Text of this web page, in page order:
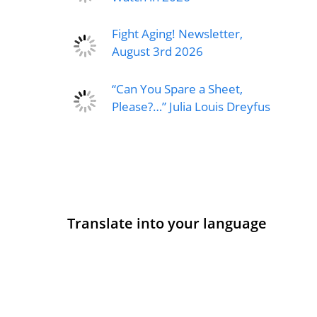
Fight Aging! Newsletter,
August 3rd 2026
“Can You Spare a Sheet,
Please?…” Julia Louis Dreyfus
Translate into your language